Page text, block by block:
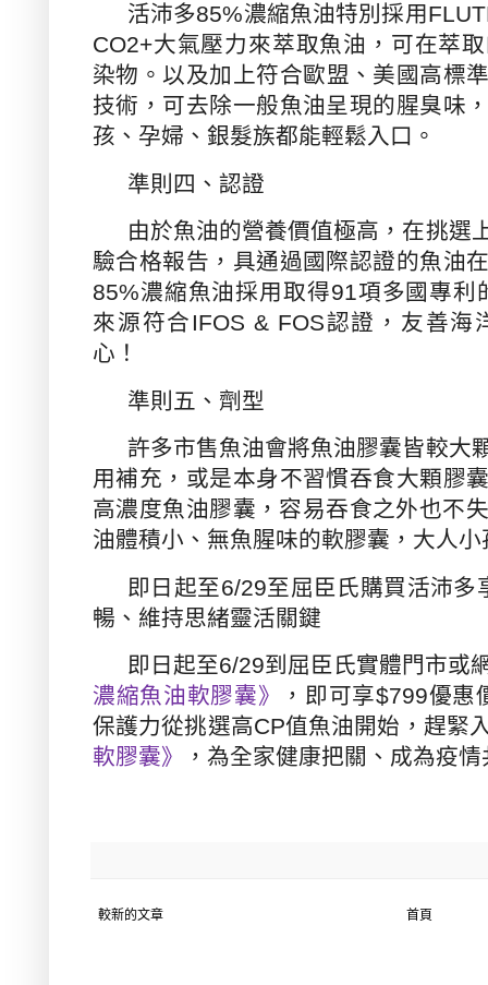
活沛多85%濃縮魚油特別採用
CO2+大氣壓力來萃取魚油，可在萃
染物。以及加上符合歐盟、美國高標
技術，可去除一般魚油呈現的腥臭味
孩、孕婦、銀髮族都能輕鬆入口。
準則四、認證
由於魚油的營養價值極高，在挑選
驗合格報告，具通過國際認證的魚油
85%濃縮魚油採用取得91項多國專利
來源符合 IFOS & FOS認證，友善海
心！
準則五、劑型
許多市售魚油會將魚油膠囊皆較大
用補充，或是本身不習慣吞食大顆膠
高濃度魚油膠囊，容易吞食之外也不
油體積小、無魚腥味的軟膠囊，大人
即日起至6/29至屈臣氏購買活沛多
暢、維持思緒靈活關鍵
即日起至6/29到屈臣氏實體門市或
濃縮魚油軟膠囊》
，即可享$799優惠
保護力從挑選高CP值魚油開始，趕緊
軟膠囊》
，為全家健康把關、成為疫
較新的文章 首頁